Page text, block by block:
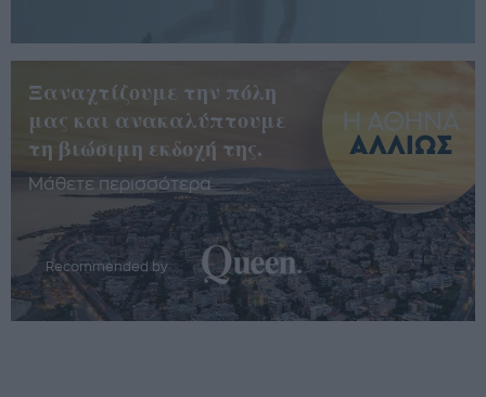
Ξαναχτίζουμε την πόλη
μας και ανακαλύπτουμε
τη βιώσιμη εκδοχή της.
Μάθετε περισσότερα
Recommended by